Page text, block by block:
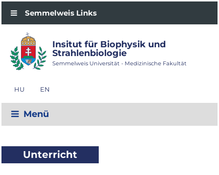
Semmelweis Links
Insitut für Biophysik und
Strahlenbiologie
Semmelweis Universität - Medizinische Fakultät
HU EN
Menü
Unterricht